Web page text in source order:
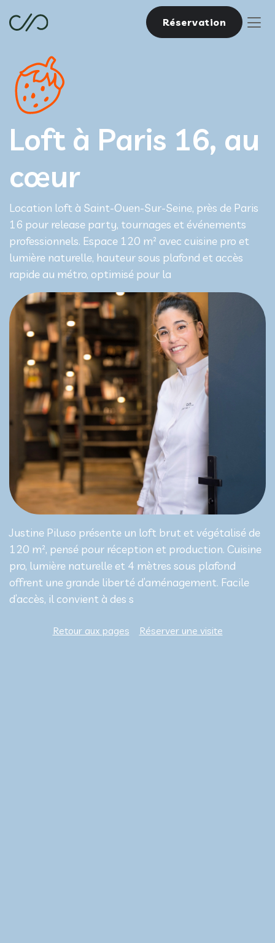
Réservation
Loft à Paris 16, au
cœur
Location loft à Saint-Ouen-Sur-Seine, près de Paris
16 pour release party, tournages et événements
professionnels. Espace 120 m² avec cuisine pro et
lumière naturelle, hauteur sous plafond et accès
rapide au métro, optimisé pour la
Justine Piluso présente un loft brut et végétalisé de
120 m², pensé pour réception et production. Cuisine
pro, lumière naturelle et 4 mètres sous plafond
offrent une grande liberté d’aménagement. Facile
d’accès, il convient à des s
Retour aux pages Réserver une visite